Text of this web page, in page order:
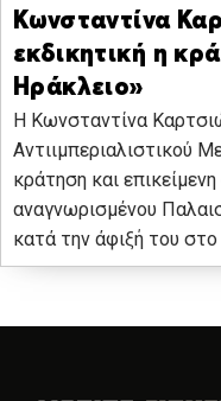
Κωνσταντίνα
εκδικητική η
Ηράκλειο»
H Κωνσταντίνα
Αντιιμπεριαλιστικού
κράτηση και
αναγνωρισμένου
κατά την άφιξή του στο